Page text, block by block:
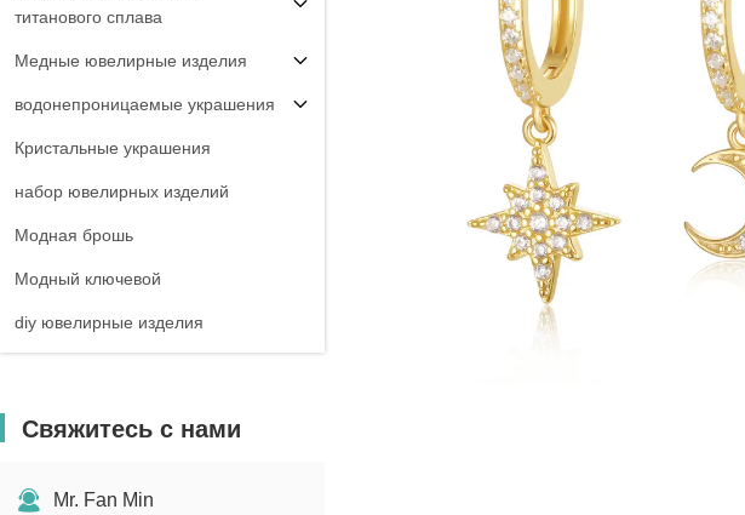
титанового сплава
Медные ювелирные изделия
водонепроницаемые украшения
Кристальные украшения
набор ювелирных изделий
Модная брошь
Модный ключевой
diy ювелирные изделия
Свяжитесь с нами
Mr. Fan Min